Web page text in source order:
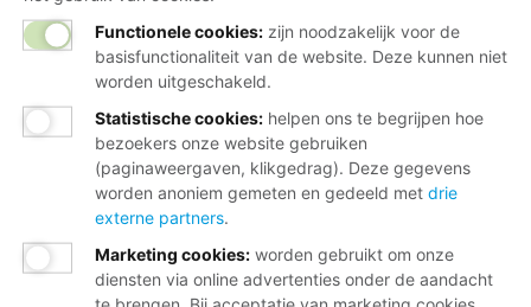
Functionele cookies: zijn noodzakelijk voor de
basisfunctionaliteit van de website. Deze kunnen niet
worden uitgeschakeld.
Statistische cookies: helpen ons te begrijpen hoe
bezoekers onze website gebruiken
(paginaweergaven, klikgedrag). Deze gegevens
worden anoniem gemeten en gedeeld met drie
externe partners.
Marketing cookies: worden gebruikt om onze
diensten via online advertenties onder de aandacht